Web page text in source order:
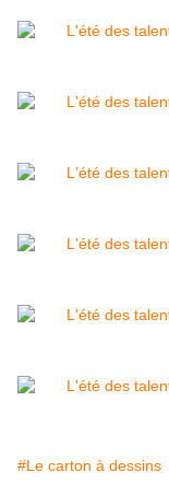
#Le carton à dessins